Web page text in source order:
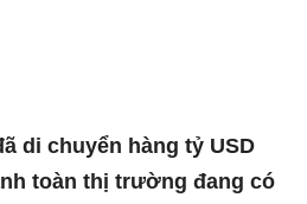
di chuyển hàng tỷ USD
toàn thị trường đang có